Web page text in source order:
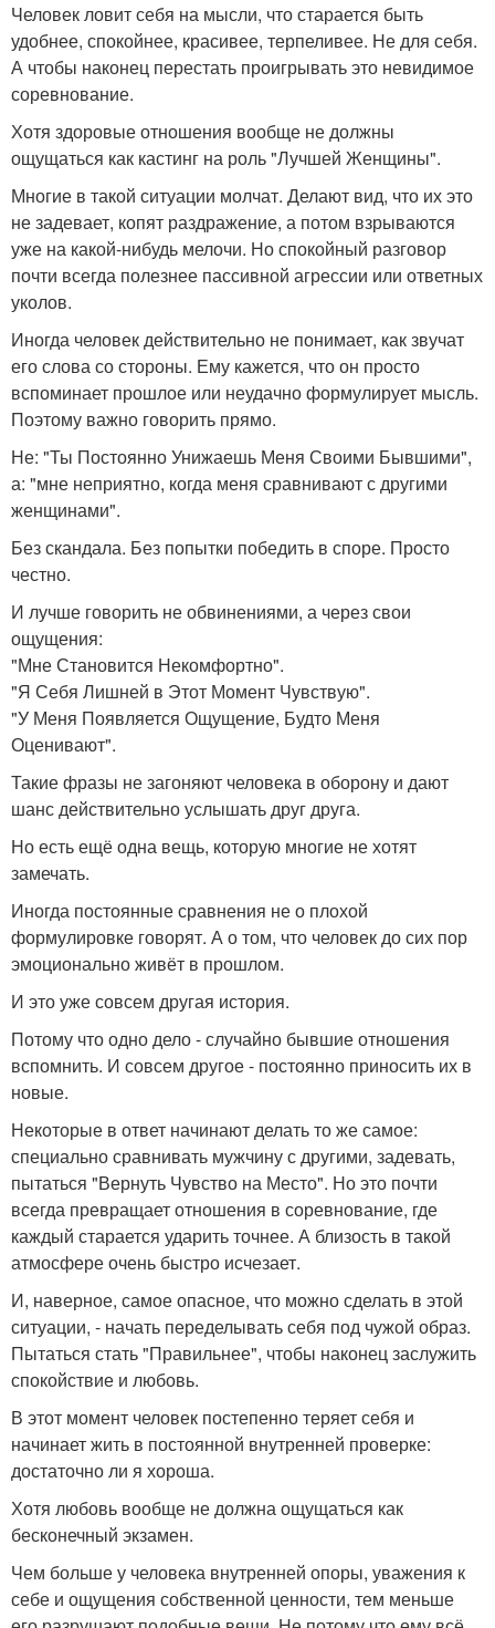
Человек ловит себя на мысли, что старается быть
удобнее, спокойнее, красивее, терпеливее. Не для себя.
А чтобы наконец перестать проигрывать это невидимое
соревнование.
Хотя здоровые отношения вообще не должны
ощущаться как кастинг на роль "Лучшей Женщины".
Многие в такой ситуации молчат. Делают вид, что их это
не задевает, копят раздражение, а потом взрываются
уже на какой-нибудь мелочи. Но спокойный разговор
почти всегда полезнее пассивной агрессии или ответных
уколов.
Иногда человек действительно не понимает, как звучат
его слова со стороны. Ему кажется, что он просто
вспоминает прошлое или неудачно формулирует мысль.
Поэтому важно говорить прямо.
Не: "Ты Постоянно Унижаешь Меня Своими Бывшими",
а: "мне неприятно, когда меня сравнивают с другими
женщинами".
Без скандала. Без попытки победить в споре. Просто
честно.
И лучше говорить не обвинениями, а через свои
ощущения:
"Мне Становится Некомфортно".
"Я Себя Лишней в Этот Момент Чувствую".
"У Меня Появляется Ощущение, Будто Меня
Оценивают".
Такие фразы не загоняют человека в оборону и дают
шанс действительно услышать друг друга.
Но есть ещё одна вещь, которую многие не хотят
замечать.
Иногда постоянные сравнения не о плохой
формулировке говорят. А о том, что человек до сих пор
эмоционально живёт в прошлом.
И это уже совсем другая история.
Потому что одно дело - случайно бывшие отношения
вспомнить. И совсем другое - постоянно приносить их в
новые.
Некоторые в ответ начинают делать то же самое:
специально сравнивать мужчину с другими, задевать,
пытаться "Вернуть Чувство на Место". Но это почти
всегда превращает отношения в соревнование, где
каждый старается ударить точнее. А близость в такой
атмосфере очень быстро исчезает.
И, наверное, самое опасное, что можно сделать в этой
ситуации, - начать переделывать себя под чужой образ.
Пытаться стать "Правильнее", чтобы наконец заслужить
спокойствие и любовь.
В этот момент человек постепенно теряет себя и
начинает жить в постоянной внутренней проверке:
достаточно ли я хороша.
Хотя любовь вообще не должна ощущаться как
бесконечный экзамен.
Чем больше у человека внутренней опоры, уважения к
себе и ощущения собственной ценности, тем меньше